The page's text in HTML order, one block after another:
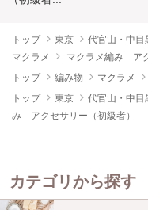
トップ 東京 代官山・中目
マクラメ
マクラメ編み ア
トップ
編み物 マクラメ
トップ
東京 代官山・中目
み アクセサリー（初級者）
カテゴリから探す